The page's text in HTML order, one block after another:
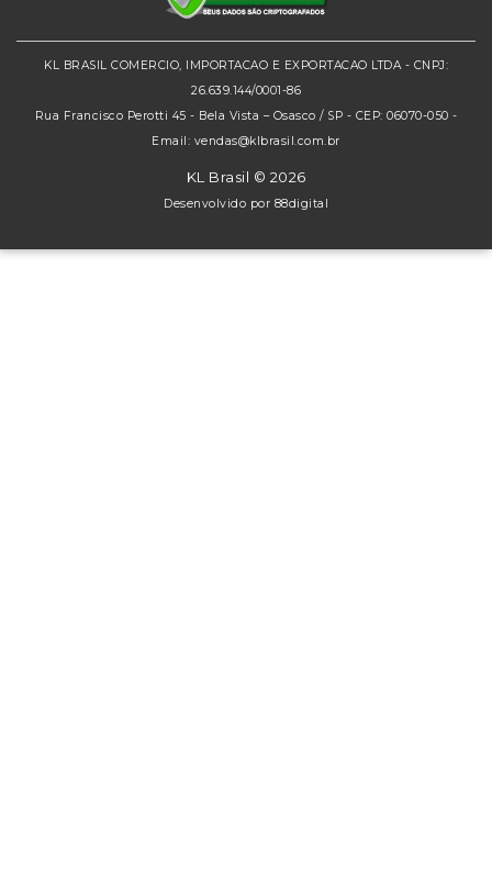
KL BRASIL COMERCIO, IMPORTACAO E EXPORTACAO LTDA - CNPJ:
26.639.144/0001-86
Rua Francisco Perotti 45 - Bela Vista – Osasco / SP - CEP: 06070-050 -
Email: vendas@klbrasil.com.br
KL Brasil © 2026
Desenvolvido por 88digital